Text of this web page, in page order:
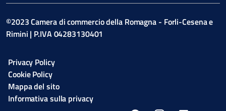
©2023 Camera di commercio della Romagna - Forli-Cesena e
Rimini | P.IVA 04283130401
Privacy Policy
Cookie Policy
Mappa del sito
Informativa sulla privacy